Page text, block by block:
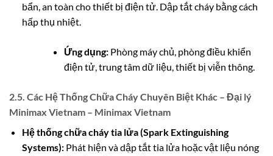
bẩn, an toàn cho thiết bị điện tử. Dập tắt cháy bằng cách
hấp thụ nhiệt.
Ứng dụng:Phòng máy chủ, phòng điều khiển
điện tử, trung tâm dữ liệu, thiết bị viễn thông.
2.5. Các Hệ Thống Chữa Cháy Chuyên Biệt Khác – Đại lý
Minimax Vietnam – Minimax Vietnam
Hệ thống chữa cháy tia lửa (Spark Extinguishing
Systems):Phát hiện và dập tắt tia lửa hoặc vật liệu nóng